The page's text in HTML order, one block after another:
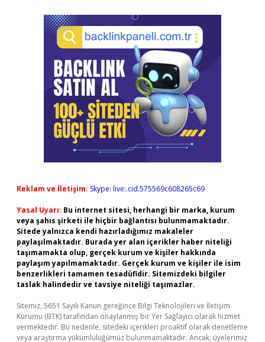
Reklam ve İletişim: Skype: live:.cid.575569c608265c69
Yasal Uyarı: Bu internet sitesi, herhangi bir marka, kurum
veya şahıs şirketi ile hiçbir bağlantısı bulunmamaktadır.
Sitede yalnızca kendi hazırladığımız makaleler
paylaşılmaktadır. Burada yer alan içerikler haber niteliği
taşımamakta olup, gerçek kurum ve kişiler hakkında
paylaşım yapılmamaktadır. Gerçek kurum ve kişiler ile isim
benzerlikleri tamamen tesadüfidir. Sitemizdeki bilgiler
taslak halindedir ve tavsiye niteliği taşımazlar.
Sitemiz, 5651 Sayılı Kanun gereğince Bilgi Teknolojileri ve İletişim
Kurumu (BTK) tarafından onaylanmış bir Yer Sağlayıcı olarak hizmet
vermektedir. Bu nedenle, sitedeki içerikleri proaktif olarak denetleme
veya araştırma yükümlülüğümüz bulunmamaktadır. Ancak, üyelerimiz